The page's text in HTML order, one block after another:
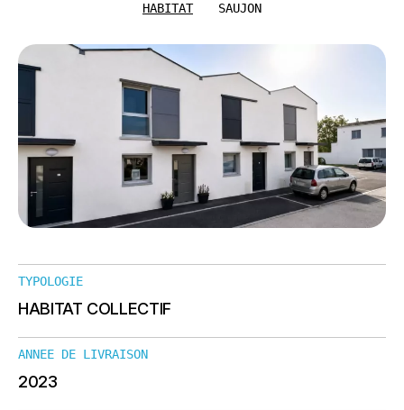
HABITAT SAUJON
TYPOLOGIE
HABITAT COLLECTIF
ANNEE DE LIVRAISON
2023